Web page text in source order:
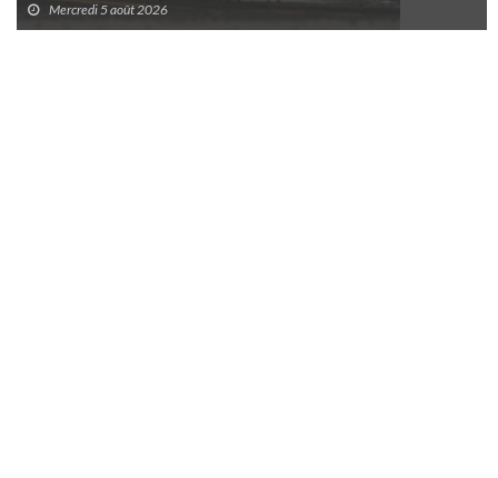
Mercredi 5 août 2026